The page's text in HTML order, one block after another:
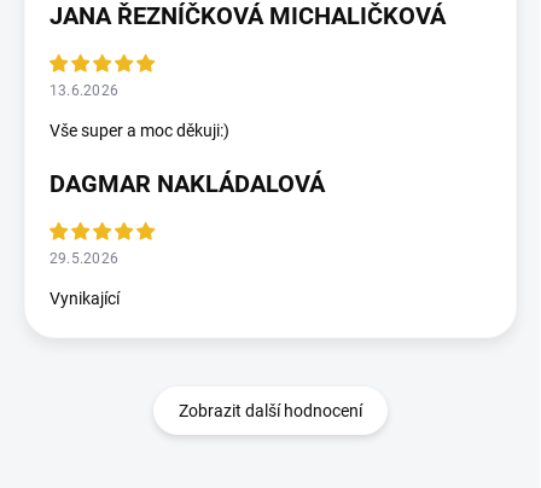
JANA ŘEZNÍČKOVÁ MICHALIČKOVÁ
13.6.2026
Vše super a moc děkuji:)
DAGMAR NAKLÁDALOVÁ
29.5.2026
Vynikající
Zobrazit další hodnocení